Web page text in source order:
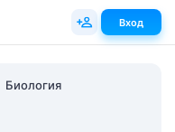
Биология
Вход